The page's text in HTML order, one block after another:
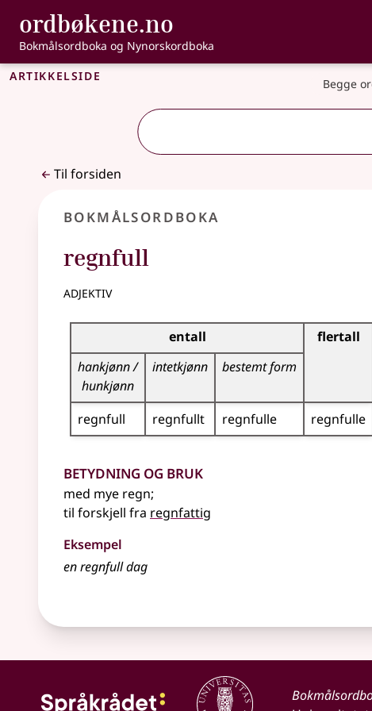
Gå til hovedinnhold
Tilgjengelighet
ordbøkene.no ,
Bokmålsordboka og Nynorskordboka
Artikkelside Begge
Til forsiden
Bokmålsordboka
regnfull
adjektiv
Bøyingstabell for dette adjektivet
entall
flertall
hankjønn /
hunkjønn
intetkjønn bestemt form
regnfull regnfullt regnfulle regnfulle
Betydning og bruk
med mye regn;
til forskjell fra regnfattig
Eksempel
enregnfulldag